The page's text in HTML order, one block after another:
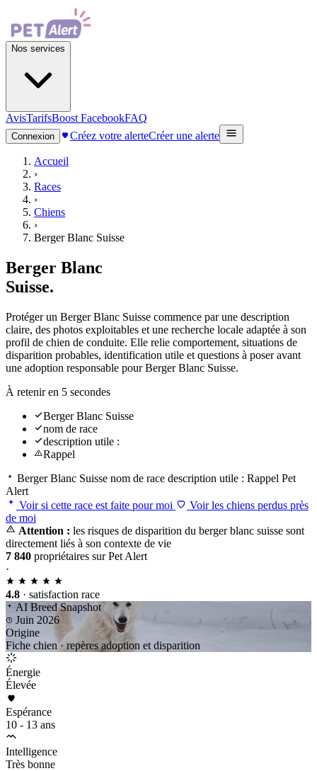
Nos services
AvisTarifsBoost FacebookFAQ
Connexion Créez votre alerteCréer une alerte
Accueil
›
Races
›
Chiens
›
Berger Blanc Suisse
Berger Blanc
Suisse.
Protéger un Berger Blanc Suisse commence par une description
claire, des photos exploitables et une recherche locale adaptée à son
profil de chien de conduite. Elle relie comportement, situations de
disparition probables, identification utile et questions à poser avant
une adoption responsable pour Berger Blanc Suisse.
À retenir en 5 secondes
Berger Blanc Suisse
nom de race
description utile :
Rappel
Berger Blanc Suisse nom de race description utile : Rappel Pet
Alert
Voir si cette race est faite pour moi
Voir les chiens perdus près
de moi
Attention : les risques de disparition du berger blanc suisse sont
directement liés à son contexte de vie
7 840 propriétaires sur Pet Alert
·
4.8 · satisfaction race
AI Breed Snapshot
Juin 2026
Origine
Fiche chien · repères adoption et disparition
Énergie
Élevée
Espérance
10 - 13 ans
Intelligence
Très bonne